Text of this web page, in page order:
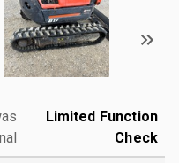
Limited Function
Check